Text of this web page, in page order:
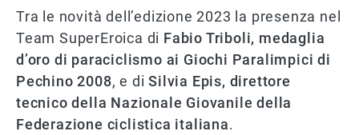
Tra le novità dell’edizione 2023 la presenza nel
Team SuperEroica di Fabio Triboli, medaglia
d’oro di paraciclismo ai Giochi Paralimpici di
Pechino 2008, e diSilvia Epis, direttore
tecnico della Nazionale Giovanile della
Federazione ciclistica italiana.